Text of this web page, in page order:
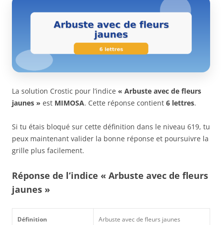
La solution Crostic pour l’indice « Arbuste avec de fleurs
jaunes » est MIMOSA. Cette réponse contient 6 lettres.
Si tu étais bloqué sur cette définition dans le niveau 619, tu
peux maintenant valider la bonne réponse et poursuivre la
grille plus facilement.
Réponse de l’indice « Arbuste avec de fleurs
jaunes »
Définition Arbuste avec de fleurs jaunes